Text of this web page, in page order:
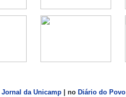
Jornal da Unicamp | no Diário do Povo